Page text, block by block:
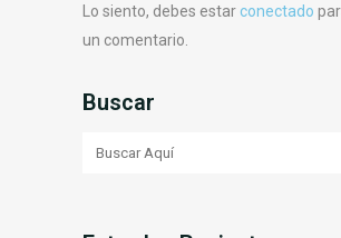
Lo siento, debes estarconectado
un comentario.
Buscar